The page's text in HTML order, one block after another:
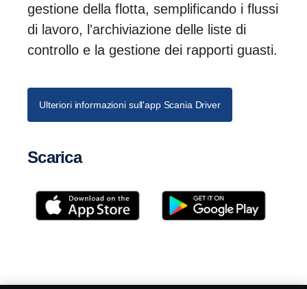
gestione della flotta, semplificando i flussi
di lavoro, l'archiviazione delle liste di
controllo e la gestione dei rapporti guasti.
Ulteriori informazioni sull'app Scania Driver
Scarica
Perché Control Package?